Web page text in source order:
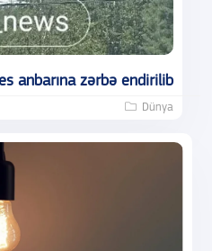
anbarına zərbə endirilib
Dünya